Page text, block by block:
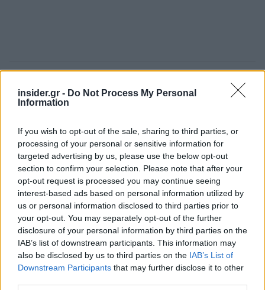
insider.gr - Do Not Process My Personal
Information
If you wish to opt-out of the sale, sharing to third parties, or
processing of your personal or sensitive information for
targeted advertising by us, please use the below opt-out
section to confirm your selection. Please note that after your
opt-out request is processed you may continue seeing
interest-based ads based on personal information utilized by
us or personal information disclosed to third parties prior to
your opt-out. You may separately opt-out of the further
disclosure of your personal information by third parties on the
IAB’s list of downstream participants. This information may
also be disclosed by us to third parties on the IAB’s List of
Downstream Participants that may further disclose it to other
και μάθετε
πρώτοι όλες τιςειδήσειςαπό την Ελλάδα και τον κόσμο.